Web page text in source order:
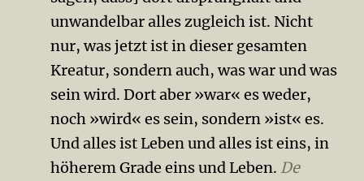
unwandelbar alles zugleich ist. Nicht
nur, was jetzt ist in dieser gesamten
Kreatur, sondern auch, was war und was
sein wird. Dort aber »war« es weder,
noch »wird« es sein, sondern »ist« es.
Und alles ist Leben und alles ist eins, in
höherem Grade eins und Leben. De